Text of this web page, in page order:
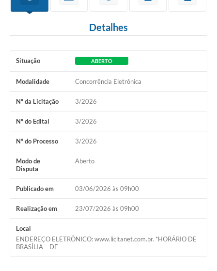
Detalhes
Situação ABERTO
Modalidade Concorrência Eletrônica
Nº da Licitação 3/2026
Nº do Edital 3/2026
Nº do Processo 3/2026
Modo de
Disputa
Aberto
Publicado em 03/06/2026 às 09h00
Realização em 23/07/2026 às 09h00
Local
ENDEREÇO ELETRÔNICO: www.licitanet.com.br. *HORÁRIO DE
BRASÍLIA – DF